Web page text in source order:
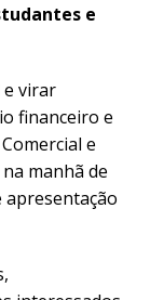
e
e virar
financeiro e
e
manhã de